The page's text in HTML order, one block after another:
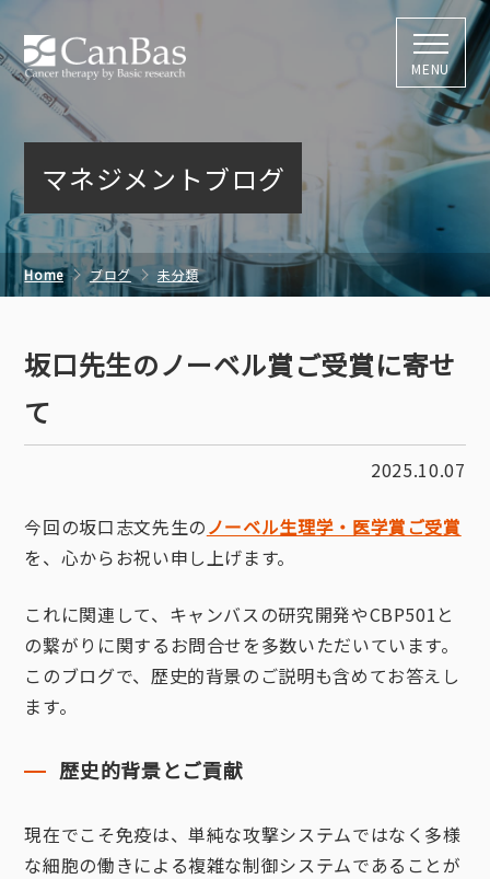
株式会社キャン
MENU
マネジメントブログ
Home ブログ 未分類
坂口先生のノーベル賞ご受賞に寄せ
て
2025.10.07
今回の坂口志文先生のノーベル生理学・医学賞ご受賞
を、心からお祝い申し上げます。
これに関連して、キャンバスの研究開発やCBP501と
の繋がりに関するお問合せを多数いただいています。
このブログで、歴史的背景のご説明も含めてお答えし
ます。
歴史的背景とご貢献
現在でこそ免疫は、単純な攻撃システムではなく多様
な細胞の働きによる複雑な制御システムであることが